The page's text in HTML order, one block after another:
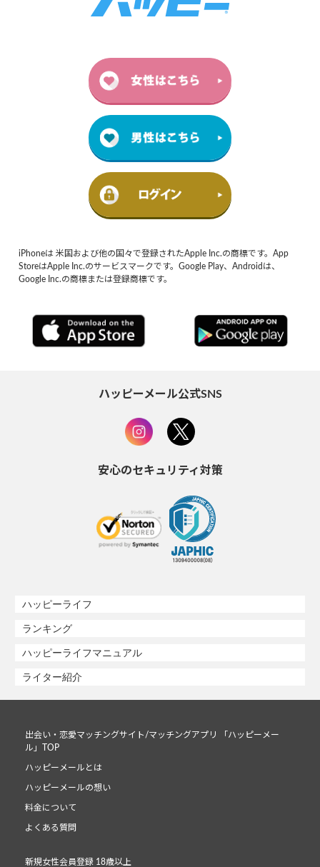
iPhoneは 米国および他の国々で登録されたApple Inc.の商標です。App
StoreはApple Inc.のサービスマークです。Google Play、Androidは、
Google Inc.の商標または登録商標です。
ハッピーメール公式SNS
安心のセキュリティ対策
ハッピーライフ
ランキング
ハッピーライフマニュアル
ライター紹介
出会い・恋愛マッチングサイト/マッチングアプリ 「ハッピーメー
ル」TOP
ハッピーメールとは
ハッピーメールの想い
料金について
よくある質問
新規女性会員登録 18歳以上